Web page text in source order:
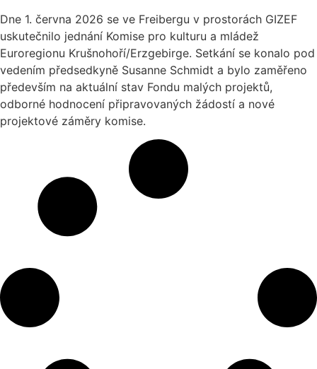
Dne 1. června 2026 se ve Freibergu v prostorách GIZEF
uskutečnilo jednání Komise pro kulturu a mládež
Euroregionu Krušnohoří/Erzgebirge. Setkání se konalo pod
vedením předsedkyně Susanne Schmidt a bylo zaměřeno
především na aktuální stav Fondu malých projektů,
odborné hodnocení připravovaných žádostí a nové
projektové záměry komise.